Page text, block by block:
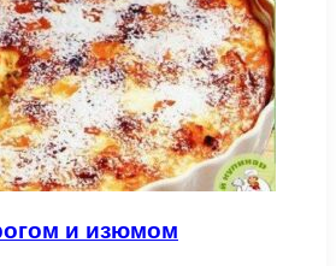
и изюмом